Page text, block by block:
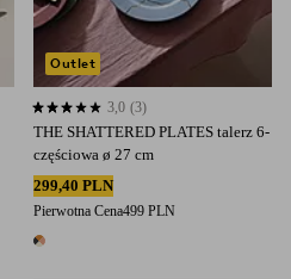
THE SHATTERED PLATES talerz 6-
częściowa ø 27 cm
299,40 PLN
Pierwotna Cena499 PLN
1 kolor
3,0 opierając się na 3 ocenach
3,0 (3)
Outlet